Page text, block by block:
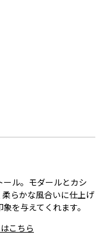
ル。モダールとカシ
らかな風合いに仕上げ
を与えてくれます。
こちら